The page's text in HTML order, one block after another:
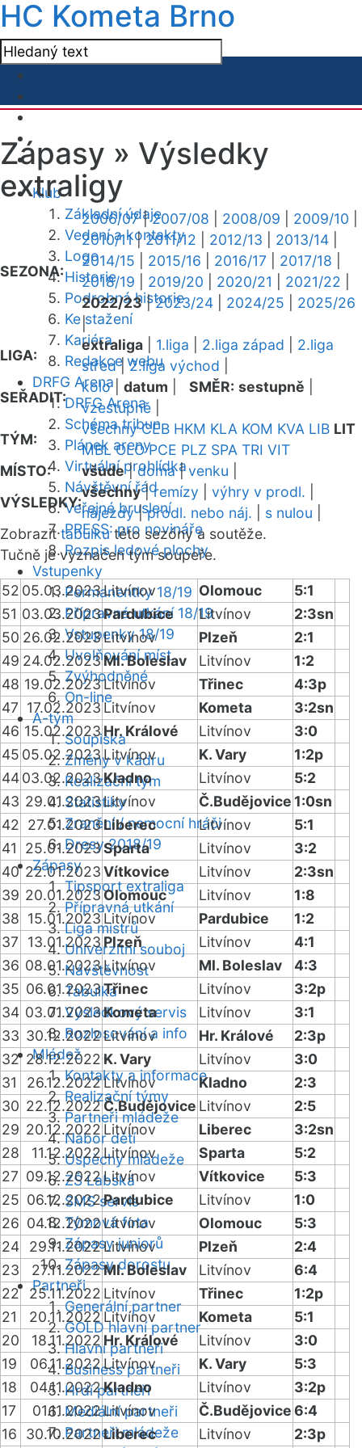
HC Kometa Brno
Klub
Základní údaje
Vedení a kontakty
Logo
Historie
Podrobná historie
Ke stažení
Kariéra
Redakce webu
DRFG Arena
DRFG Arena
Schéma tribun
Plánek areny
Virtuální prohlídka
Návštěvní řád
Veřejné bruslení
PRESS: pro novináře
Rozpis ledové plochy
Vstupenky
Permanentky 18/19
Přípravná utkání 18/19
Vstupenky 18/19
Uvolňování míst
Zvýhodněné
On-line
A-tým
Soupiska
Změny v kádru
Realizační tým
Statistiky
Zranění / nemocní hráči
Dresy 2018/19
Zápasy
Tipsport extraliga
Přípravná utkání
Liga mistrů
Univerzitní souboj
Návštěvnost
Tabulka
Výsledkový servis
Rozlosování a info
Mládež
Kontakty a informace
Realizační týmy
Partneři mládeže
Nábor dětí
Úspěchy mládeže
ZŠ Labská
SMS servis
Týmová fota
Zápasy juniorů
Zápasy dorostu
Partneři
Generální partner
GOLD hlavní partner
Hlavní partneři
Business partneři
Hrdí partneři
Mediální partneři
Partneři mládeže
Zápasy » Výsledky
extraligy
SEZONA:
2006/07|2007/08 2008/09 2009/10
2010/11|2011/12 2012/13 2013/14
2014/15
2015/16 2016/17 2017/18
2018/19
2019/20 2020/21 2021/22
2022/23|2023/24 2024/25
2025/26
|
LIGA:
extraliga 1.liga 2.liga západ
2.liga
střed|2.liga východ
SEŘADIT:
kolo| datum SMĚR: sestupně
vzestupně
TÝM:
všechny CEB HKM KLA KOM KVA LIB LIT
MBL OLO PCE PLZ SPA TRI VIT
MÍSTO:
všude|doma|venku
VÝSLEDKY:
všechny|remízy výhry v prodl.
nájezdy|prodl. nebo náj. s nulou
Zobrazittabulkutéto sezóny a soutěže.
Tučně je vyznačen tým soupeře.
52 05.03.2023Litvínov Olomouc
5:1
51 03.03.2023Pardubice Litvínov
2:3sn
50 26.02.2023Litvínov Plzeň
2:1
49 24.02.2023 Ml. Boleslav Litvínov
1:2
48 19.02.2023Litvínov Třinec
4:3p
47 17.02.2023 Litvínov Kometa
3:2sn
46 15.02.2023Hr. Králové Litvínov
3:0
45 05.02.2023Litvínov K. Vary
1:2p
4403.02.2023Kladno Litvínov
5:2
43 29.01.2023Litvínov Č.Budějovice 1:0sn
42 27.01.2023Liberec Litvínov
5:1
41
25.01.2023Sparta Litvínov
3:2
40 22.01.2023Vítkovice Litvínov
2:3sn
39 20.01.2023Olomouc Litvínov
1:8
38 15.01.2023Litvínov Pardubice
1:2
37
13.01.2023 Plzeň Litvínov
4:1
36 08.01.2023Litvínov Ml. Boleslav
4:3
35 06.01.2023Třinec Litvínov
3:2p
34 03.01.2023Kometa Litvínov
3:1
33 30.12.2022Litvínov Hr. Králové
2:3p
32 28.12.2022 K. Vary Litvínov
3:0
31
26.12.2022Litvínov Kladno
2:3
30 22.12.2022Č.Budějovice Litvínov
2:5
29 20.12.2022 Litvínov Liberec
3:2sn
28
11.12.2022Litvínov Sparta
5:2
27 09.12.2022Litvínov Vítkovice
5:3
25 06.12.2022Pardubice Litvínov
1:0
26 04.12.2022Litvínov Olomouc
5:3
24
29.11.2022Litvínov Plzeň
2:4
23
27.11.2022Ml. Boleslav Litvínov
6:4
22
25.11.2022 Litvínov Třinec
1:2p
21
20.11.2022Litvínov Kometa
5:1
20
18.11.2022Hr. Králové Litvínov
3:0
19
06.11.2022Litvínov K. Vary
5:3
18
04.11.2022Kladno Litvínov
3:2p
17
01.11.2022Litvínov Č.Budějovice6:4
16
30.10.2022Liberec Litvínov 2:3p